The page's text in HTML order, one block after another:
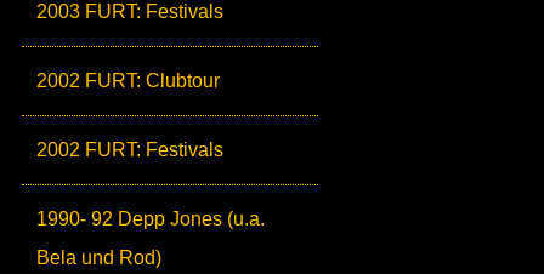
2003 FURT: Festivals
2002 FURT: Clubtour
2002 FURT: Festivals
1990- 92 Depp Jones (u.a.
Bela und Rod)